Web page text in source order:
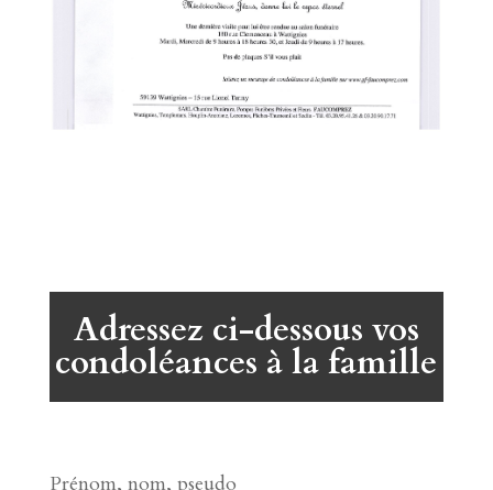
Adressez ci-dessous vos
condoléances à la famille
Prénom, nom, pseudo